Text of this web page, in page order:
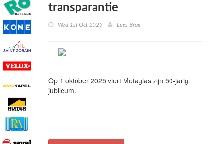
transparantie
Wed 1st Oct 2025 Lees Bron
Op 1 oktober 2025 viert Metaglas zijn 50-jarig
jubileum.